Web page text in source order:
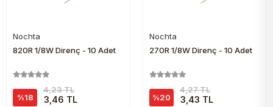
Nochta
820R 1/8W Direnç - 10 Adet
%18
4,23 TL
3,46 TL
Nochta
270R 1/8W Direnç - 10 Adet
%20
4,27 TL
3,43 TL